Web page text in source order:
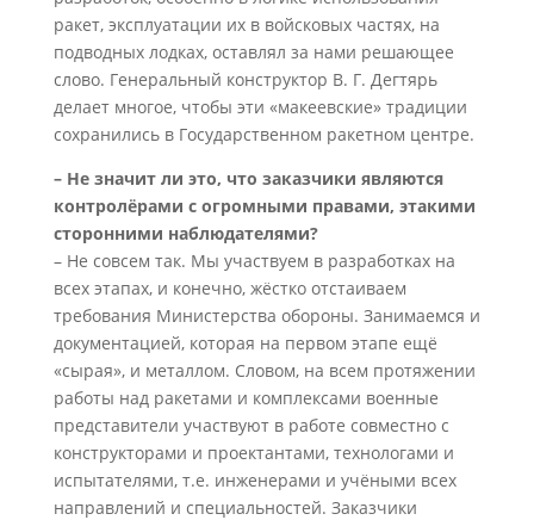
ракет, эксплуатации их в войсковых частях, на
подводных лодках, оставлял за нами решающее
слово. Генеральный конструктор В. Г. Дегтярь
делает многое, чтобы эти «макеевские» традиции
сохранились в Государственном ракетном центре.
– Не значит ли это, что заказчики являются
контролёрами с огромными правами, этакими
сторонними наблюдателями?
– Не совсем так. Мы участвуем в разработках на
всех этапах, и конечно, жёстко отстаиваем
требования Министерства обороны. Занимаемся и
документацией, которая на первом этапе ещё
«сырая», и металлом. Словом, на всем протяжении
работы над ракетами и комплексами военные
представители участвуют в работе совместно с
конструкторами и проектантами, технологами и
испытателями, т.е. инженерами и учёными всех
направлений и специальностей. Заказчики